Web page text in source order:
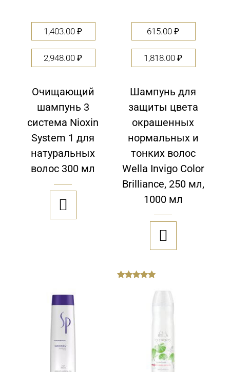
1,403.00 ₽
2,948.00 ₽
Очищающий
шампунь 3
система Nioxin
System 1 для
натуральных
волос 300 мл

615.00 ₽
1,818.00 ₽
Шампунь для
защиты цвета
окрашенных
нормальных и
тонких волос
Wella Invigo Color
Brilliance, 250 мл,
1000 мл
